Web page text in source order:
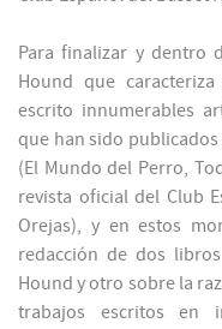
Para finalizar y dentro
Hound que
escrito innumerables
que han sido publicados
(El Mundo del Perro,
revista oficial del Club
Orejas), y en estos
redacción de dos
Hound y otro sobre la
trabajos escritos en